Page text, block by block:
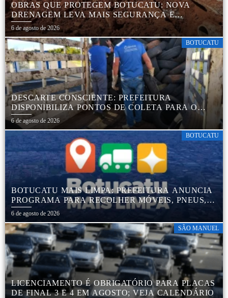
OBRAS QUE PROTEGEM BOTUCATU: NOVA
DRENAGEM LEVA MAIS SEGURANÇA E
TRANQUILIDADE AOS MORADORES DA COHAB
5
6 de agosto de 2026
BOTUCATU
DESCARTE CONSCIENTE: PREFEITURA
DISPONIBILIZA PONTOS DE COLETA PARA O
DESCARTE AMBIENTALMENTE CORRETO DE
PNEUS, GARANTINDO DESTINAÇÃO ADEQUADA
E PRESERVAÇÃO AMBIENTAL
6 de agosto de 2026
BOTUCATU
BOTUCATU MAIS LIMPA: PREFEITURA ANUNCIA
PROGRAMA PARA RECOLHER MÓVEIS, PNEUS,
COLCHÕES E OUTROS MATERIAIS SEM USO
6 de agosto de 2026
SÃO MANUEL
LICENCIAMENTO É OBRIGATÓRIO PARA PLACAS
DE FINAL 3 E 4 EM AGOSTO; VEJA CALENDÁRIO